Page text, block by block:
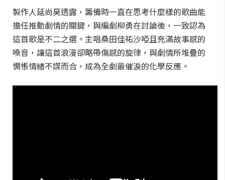
製作人延尚昊透露，籌備時一直在思考什麼樣的歌曲能
擔任推動劇情的關鍵，與編劇柳勇在討論後，一致認為
這首歌是不二之選。主唱桑田佳祐沙啞且充滿故事感的
嗓音，讓這首浪漫卻略帶傷感的旋律，與劇情所堆疊的
惆悵情緒不謀而合，成為全劇最催淚的化學反應。